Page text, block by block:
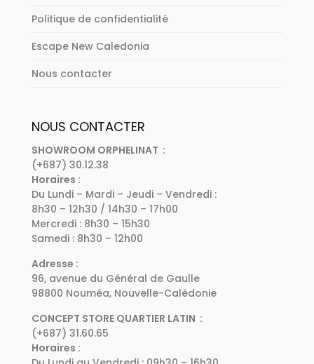
Politique de confidentialité
Escape New Caledonia
Nous contacter
NOUS CONTACTER
SHOWROOM ORPHELINAT :
(+687) 30.12.38
Horaires :
Du Lundi – Mardi – Jeudi – Vendredi :
8h30 – 12h30 / 14h30 – 17h00
Mercredi : 8h30 – 15h30
Samedi : 8h30 – 12h00
Adresse :
96, avenue du Général de Gaulle
98800 Nouméa, Nouvelle-Calédonie
CONCEPT STORE QUARTIER LATIN :
(+687) 31.60.65
Horaires :